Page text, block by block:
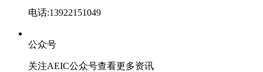
电话:13922151049
公众号
关注AEIC公众号查看更多资讯